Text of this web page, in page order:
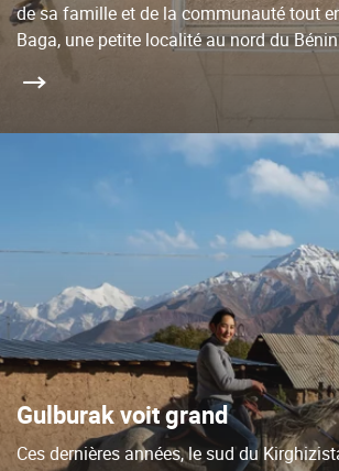
de sa famille et de la communauté tout
Baga, une petite localité au nord du
Gulburak voit grand
Ces dernières années, le sud du